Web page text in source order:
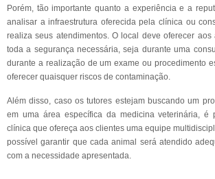
Porém, tão importante quanto a experiência e a
analisar a infraestrutura oferecida pela clínica ou
realiza seus atendimentos. O local deve oferecer
toda a segurança necessária, seja durante uma
durante a realização de um exame ou procedimento
oferecer quaisquer riscos de contaminação.
Além disso, caso os tutores estejam buscando um
em uma área específica da medicina veterinária, é
clínica que ofereça aos clientes uma equipe
possível garantir que cada animal será atendido
com a necessidade apresentada.